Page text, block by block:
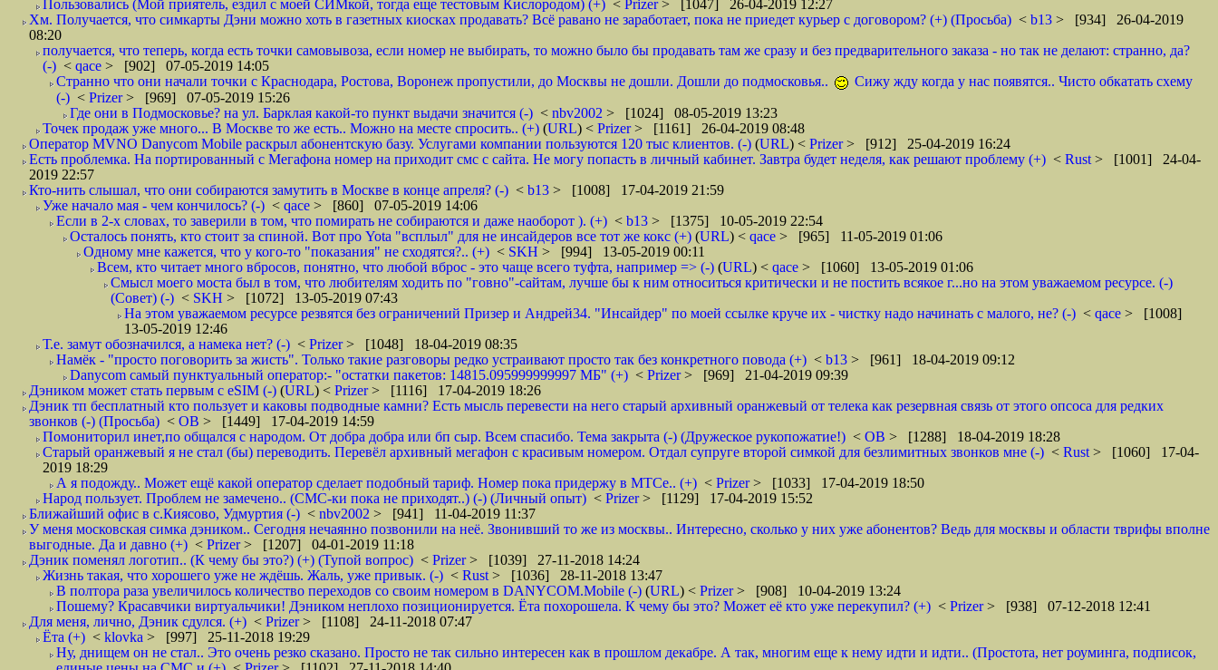
Пользовались (Мой приятель, ездил с моей СИМкой, тогда еще тестовым Кислородом) (+) < Prizer> [1047] 26-04-2019 12:27
Хм. Получается, что симкарты Дэни можно хоть в газетных киосках продавать? Всё равано не заработает, пока не приедет курьер с договором? (+) (Просьба) < b13 > [934] 26-04-2019
08:20
получается, что теперь, когда есть точки самовывоза, если номер не выбирать, то можно было бы продавать там же сразу и без предварительного заказа - но так не делают: странно, да?
(-) < qace > [902] 07-05-2019 14:05
Странно что они начали точки с Краснодара, Ростова, Воронеж пропустили, до Москвы не дошли. Дошли до подмосковья..
Сижу жду когда у нас появятся.. Чисто обкатать схему
(-) < Prizer> [969] 07-05-2019 15:26
Где они в Подмосковье? на ул. Барклая какой-то пункт выдачи значится (-) < nbv2002 > [1024] 08-05-2019 13:23
Точек продаж уже много... В Москве то же есть.. Можно на месте спросить.. (+) (URL) < Prizer> [1161] 26-04-2019 08:48
Оператор MVNO Danycom Mobile раскрыл абонентскую базу. Услугами компании пользуются 120 тыс клиентов. (-) (URL) < Prizer> [912] 25-04-2019 16:24
Есть проблемка. На портированный с Мегафона номер на приходит смс с сайта. Не могу попасть в личный кабинет. Завтра будет неделя, как решают проблему (+) < Rust > [1001] 24-04-
2019 22:57
Кто-нить слышал, что они собираются замутить в Москве в конце апреля? (-) < b13 > [1008] 17-04-2019 21:59
Уже начало мая - чем кончилось? (-) < qace > [860] 07-05-2019 14:06
Если в 2-х словах, то заверили в том, что помирать не собираются и даже наоборот ). (+) < b13 > [1375] 10-05-2019 22:54
Осталось понять, кто стоит за спиной. Вот про Yota "всплыл" для не инсайдеров все тот же кокс (+) (URL) < qace > [965] 11-05-2019 01:06
Одному мне кажется, что у кого-то "показания" не сходятся?.. (+) < SKH > [994] 13-05-2019 00:11
Всем, кто читает много вбросов, понятно, что любой вброс - это чаще всего туфта, например => (-) (URL) < qace > [1060] 13-05-2019 01:06
Смысл моего моста был в том, что любителям ходить по "говно"-сайтам, лучше бы к ним относиться критически и не постить всякое г...но на этом уважаемом ресурсе. (-)
(Совет) (-) < SKH > [1072] 13-05-2019 07:43
На этом уважаемом ресурсе резвятся без ограничений Призер и Андрей34. "Инсайдер" по моей ссылке круче их - чистку надо начинать с малого, не? (-) < qace > [1008]
13-05-2019 12:46
Т.е. замут обозначился, а намека нет? (-) < Prizer> [1048] 18-04-2019 08:35
Намёк - "просто поговорить за жисть". Только такие разговоры редко устраивают просто так без конкретного повода (+) < b13 > [961] 18-04-2019 09:12
Danycom самый пунктуальный оператор:- "остатки пакетов: 14815.095999999997 МБ" (+) < Prizer> [969] 21-04-2019 09:39
Дэником может стать первым с еSIM (-) (URL) < Prizer> [1116] 17-04-2019 18:26
Дэник тп бесплатный кто пользует и каковы подводные камни? Есть мысль перевести на него старый архивный оранжевый от телека как резервная связь от этого опсоса для редких
звонков (-) (Просьба) < ОВ > [1449] 17-04-2019 14:59
Помониторил инет,по общался с народом. От добра добра или бп сыр. Всем спасибо. Тема закрыта (-) (Дружеское рукопожатие!) < ОВ > [1288] 18-04-2019 18:28
Старый оранжевый я не стал (бы) переводить. Перевёл архивный мегафон с красивым номером. Отдал супруге второй симкой для безлимитных звонков мне (-) < Rust > [1060] 17-04-
2019 18:29
А я подожду.. Может ещё какой оператор сделает подобный тариф. Номер пока придержу в МТСе.. (+) < Prizer> [1033] 17-04-2019 18:50
Народ пользует. Проблем не замечено.. (СМС-ки пока не приходят..) (-) (Личный опыт) < Prizer> [1129] 17-04-2019 15:52
Ближайший офис в с.Киясово, Удмуртия (-) < nbv2002 > [941] 11-04-2019 11:37
У меня московская симка дэником.. Сегодня нечаянно позвонили на неё. Звонивший то же из москвы.. Интересно, сколько у них уже абонентов? Ведь для москвы и области тврифы вполне
выгодные. Да и давно (+) < Prizer> [1207] 04-01-2019 11:18
Дэник поменял логотип.. (К чему бы это?) (+) (Тупой вопрос) < Prizer> [1039] 27-11-2018 14:24
Жизнь такая, что хорошего уже не ждёшь. Жаль, уже привык. (-) < Rust > [1036] 28-11-2018 13:47
В полтора раза увеличилось количество переходов со своим номером в DANYCOM.Mobile (-) (URL) < Prizer> [908] 10-04-2019 13:24
Пошему? Красавчики виртуальчики! Дэником неплохо позиционируется. Ёта похорошела. К чему бы это? Может её кто уже перекупил? (+) < Prizer> [938] 07-12-2018 12:41
Для меня, лично, Дэник сдулся. (+) < Prizer> [1108] 24-11-2018 07:47
Ёта (+) < klovka > [997] 25-11-2018 19:29
Ну, днищем он не стал.. Это очень резко сказано. Просто не так сильно интересен как в прошлом декабре. А так, многим еще к нему идти и идти.. (Простота, нет роуминга, подписок,